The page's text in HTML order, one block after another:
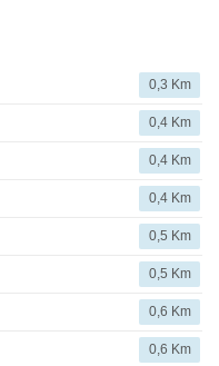
0,3 Km
0,4 Km
0,4 Km
0,4 Km
0,5 Km
0,5 Km
0,6 Km
0,6 Km